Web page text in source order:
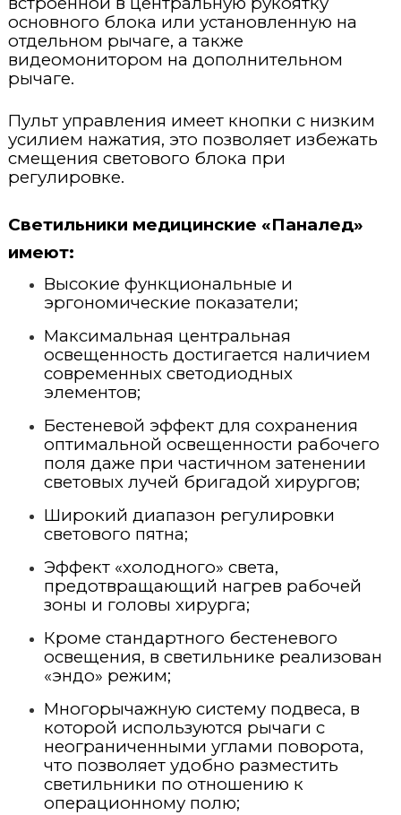
основного блока или установленную на
отдельном рычаге, а также
видеомонитором на дополнительном
рычаге.
Пульт управления имеет кнопки с низким
усилием нажатия, это позволяет избежать
смещения светового блока при
регулировке.
Светильники медицинские «Паналед»
имеют:
Высокие функциональные и
эргономические показатели;
Максимальная центральная
освещенность достигается наличием
современных светодиодных
элементов;
Бестеневой эффект для сохранения
оптимальной освещенности рабочего
поля даже при частичном затенении
световых лучей бригадой хирургов;
Широкий диапазон регулировки
светового пятна;
Эффект «холодного» света,
предотвращающий нагрев рабочей
зоны и головы хирурга;
Кроме стандартного бестеневого
освещения, в светильнике реализован
«эндо» режим;
Многорычажную систему подвеса, в
которой используются рычаги с
неограниченными углами поворота,
что позволяет удобно разместить
светильники по отношению к
операционному полю;